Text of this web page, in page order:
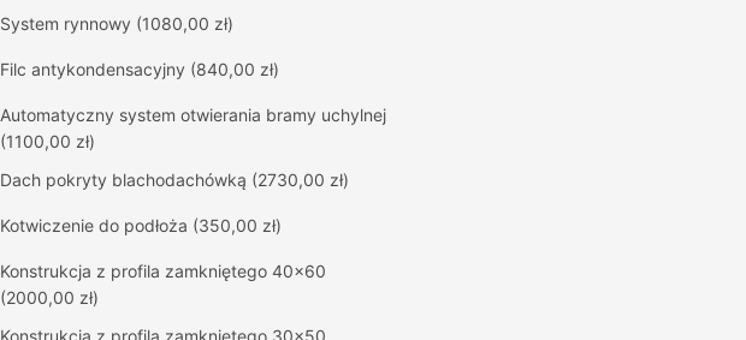
System rynnowy (1080,00 zł)
Filc antykondensacyjny (840,00 zł)
Automatyczny system otwierania bramy uchylnej
(1100,00 zł)
Dach pokryty blachodachówką (2730,00 zł)
Kotwiczenie do podłoża (350,00 zł)
Konstrukcja z profila zamkniętego 40x60
(2000,00 zł)
Konstrukcja z profila zamkniętego 30x50